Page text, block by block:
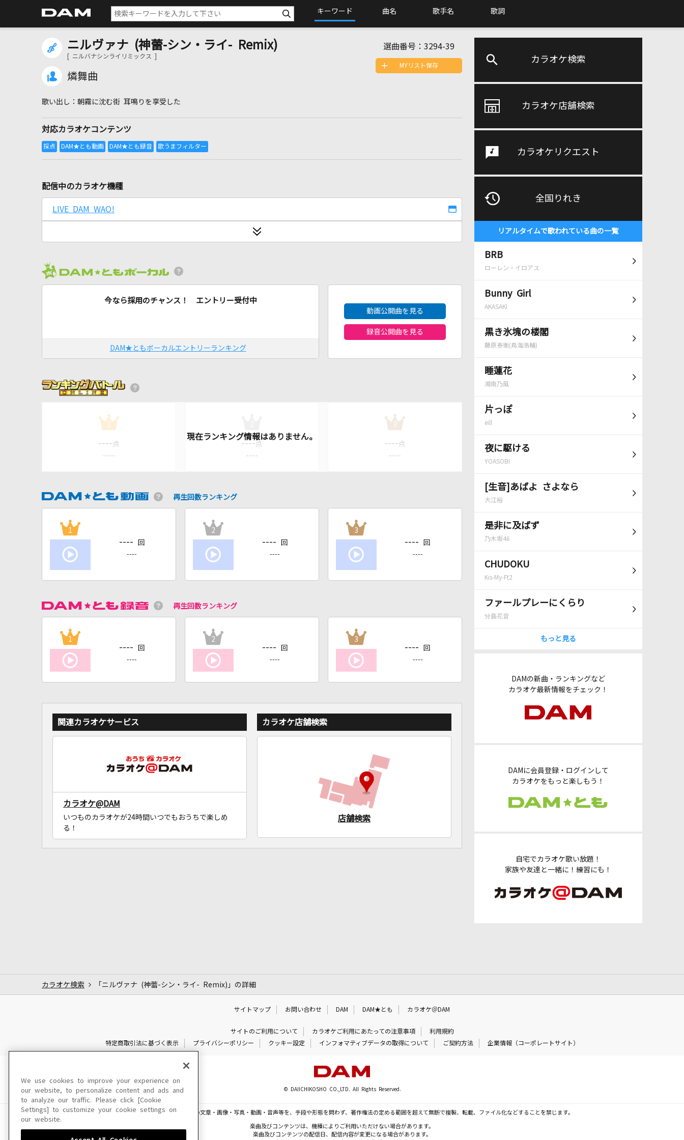
キーワード 曲名 歌手名 歌詞
カラオケ検索
カラオケ店舗検索
カラオケリクエスト
全国りれき
リアルタイムで歌われている曲の一覧
BRB
ローレン・イロアス
Bunny Girl
AKASAKI
黒き氷塊の楼閣
藤原泰衡(鳥海浩輔)
睡蓮花
湘南乃風
片っぽ
eill
夜に駆ける
YOASOBI
[生音]あばよ さよなら
大江裕
是非に及ばず
乃木坂46
CHUDOKU
Kis-My-Ft2
ファールプレーにくらり
分島花音
もっと見る
DAMの新曲・ランキングなど
カラオケ最新情報をチェック！
DAMに会員登録・ログインして
カラオケをもっと楽しもう！
自宅でカラオケ歌い放題！
家族や友達と一緒に！練習にも！
ニルヴァナ (神蕾-シン・ライ- Remix)
[ ニルバナシンライリミックス ]
燐舞曲
選曲番号： 3294-39
朝霧に沈む街 耳鳴りを享受した
対応カラオケコンテンツ
MYリスト保存
配信中のカラオケ機種
LIVE DAM WAO!
今なら採用のチャンス！ エントリー受付中
DAM★ともボーカルエントリーランキング
動画公開曲を見る
録音公開曲を見る
1
---- 点
----
---- 点
----
3
---- 点
----
再生回数ランキング
1
---- 回
----
2
---- 回
----
3
---- 回
----
再生回数ランキング
1
---- 回
----
2
---- 回
----
3
---- 回
----
関連カラオケサービス
カラオケ@DAM
いつものカラオケが24時間いつでもおうちで楽しめ
る！
カラオケ店舗検索
店舗検索
カラオケ検索 「ニルヴァナ (神蕾-シン・ライ- Remix)」の詳細
サイトマップ お問い合わせ DAM DAM★とも カラオケ＠DAM
サイトのご利用について カラオケご利用にあたっての注意事項
利用規約
特定商取引法に基づく表示
プライバシーポリシー クッキー設定 インフォマティブデータの取得について ご契約方法 企業情報（コーポレートサイト）
© DAIICHIKOSHO CO.,LTD. All Rights Reserved.
このサイトに掲載されている一切の文章・画像・写真・動画・音声等を、手段や形態を問わず、著作権法の定める範囲を超えて無断で複製、転載、ファイル化などすることを禁じます。
楽曲及びコンテンツは、機種によりご利用いただけない場合があります。
楽曲及びコンテンツの配信日、配信内容が変更になる場合があります。
We use cookies to improve your experience on
our website, to personalize content and ads and
to analyze our traffic. Please click [Cookie
Settings] to customize your cookie settings on
our website.